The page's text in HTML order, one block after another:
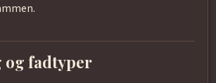
og fadtyper